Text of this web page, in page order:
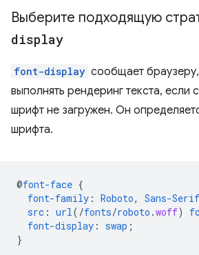
Выберите подходящую
display
font-display сообщает
выполнять рендеринг текста, если
шрифт не загружен. Он
шрифта.
@font-face {
font-family : Roboto,
Sans-Serif
src : url (/fonts/roboto .woff)
font-display : swap ;
}